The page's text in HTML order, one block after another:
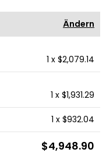
Ändern
1 x $2,079.14
1 x $1,931.29
1 x $932.04
$4,948.90